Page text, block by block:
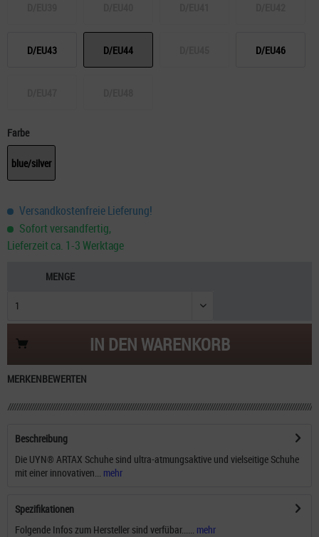
D/EU43 D/EU44 D/EU46
Farbe
blue/silver
Versandkostenfreie Lieferung!
Sofort versandfertig,
Lieferzeit ca. 1-3 Werktage
MENGE
IN DENWARENKORB
MERKENBEWERTEN
Beschreibung
Die UYN® ARTAX Schuhe sind ultra-atmungsaktive und vielseitige Schuhe
mit einer innovativen...
mehr
Spezifikationen
Folgende Infos zum Hersteller sind verfübar...... mehr